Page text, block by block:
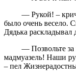
— Рукой! –
было очень весело.
Дядька
— Позвольте за
мадмуазель! Наши
– пел